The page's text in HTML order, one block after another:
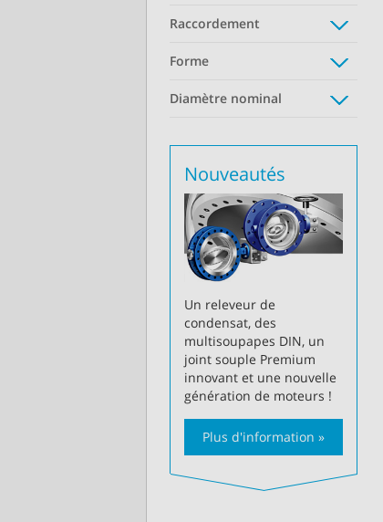
Raccordement
Forme
Diamètre nominal
Nouveautés
Un releveur de
condensat, des
multisoupapes DIN, un
joint souple Premium
innovant et une nouvelle
génération de moteurs !
Plus d'information »